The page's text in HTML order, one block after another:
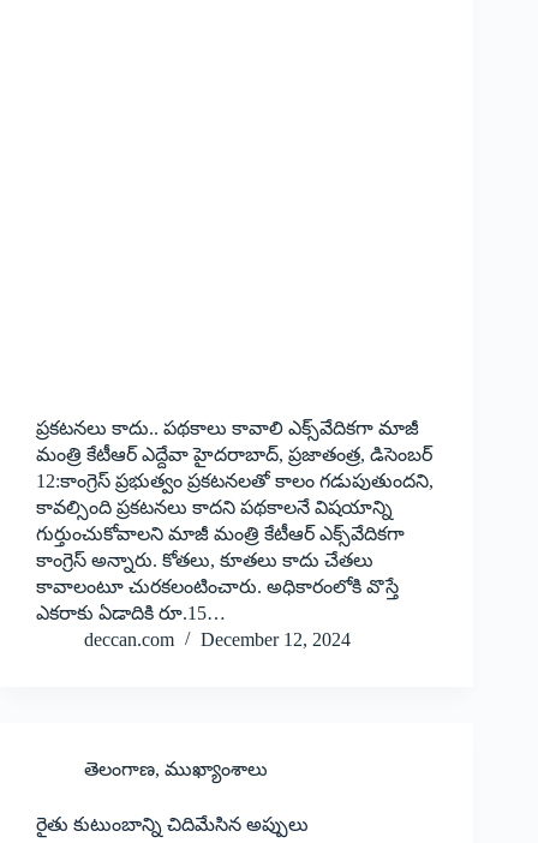
ప్రకటనలు కాదు.. పథకాలు కావాలి ఎక్స్‌వేదికగా మాజీ
మంత్రి కేటీఆర్‌ ఎద్దేవా హైదరాబాద్‌, ‌ప్రజాతంత్ర, డిసెంబర్‌
12:కాంగ్రెస్‌ ‌ప్రభుత్వం ప్రకటనలతో కాలం గడుపుతుందని,
కావల్సింది ప్రకటనలు కాదని పథకాలనే విషయాన్ని
గుర్తుంచుకోవాలని మాజీ మంత్రి కేటీఆర్‌ ఎక్స్‌వేదికగా
కాంగ్రెస్‌ అన్నారు. కోతలు, కూతలు కాదు చేతలు
కావాలంటూ చురకలంటించారు. అధికారంలోకి వొస్తే
ఎకరాకు ఏడాదికి రూ.15…
deccan.com
December 12, 2024
తెలంగాణ, ముఖ్యాంశాలు
రైతు కుటుంబాన్ని చిదిమేసిన అప్పులు